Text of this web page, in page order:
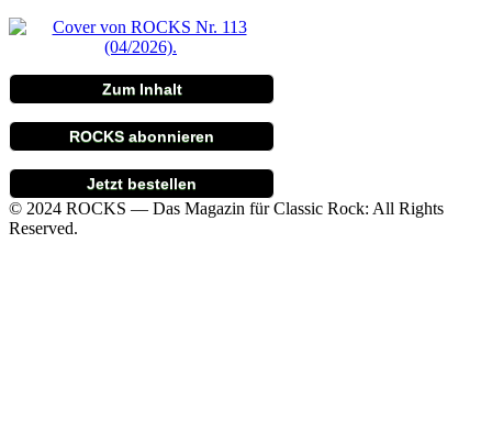
Zum Inhalt
ROCKS abonnieren
Jetzt bestellen
© 2024 ROCKS — Das Magazin für Classic Rock: All Rights
Reserved.